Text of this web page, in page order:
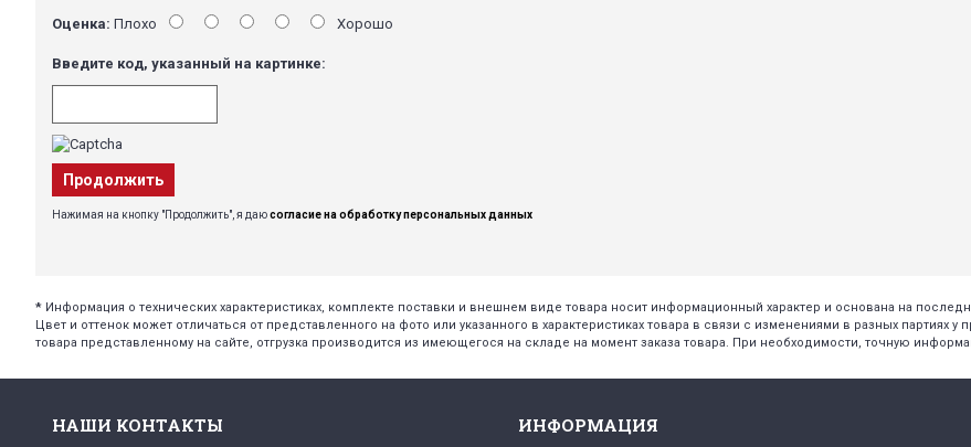
Оценка: Плохо Хорошо
Введите код, указанный на картинке:
Продолжить
Нажимая на кнопку "Продолжить", я даюсогласие на обработку персональных данных
* Информация о технических характеристиках, комплекте поставки и внешнем виде товара носит информационный характер и основана на
Цвет и оттенок может отличаться от представленного на фото или указанного в характеристиках товара в связи с изменениями в разных партиях у
товара представленному на сайте, отгрузка производится из имеющегося на складе на момент заказа товара. При необходимости, точную
НАШИ КОНТАКТЫ ИНФОРМАЦИЯ